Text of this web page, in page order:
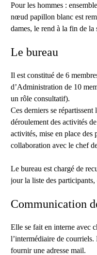
Pour les hommes :
nœud papillon blanc est
dames, le rend à la fin de la
Le bureau
Il est constitué de 6
d’Administration de 10
un rôle consultatif).
Ces derniers se
déroulement des activités
activités, mise en place des
collaboration avec le chef
Le bureau est chargé de
jour la liste des participants,
Communication
Elle se fait en interne avec
l’intermédiaire de
fournir une adresse mail.